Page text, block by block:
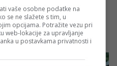
vaše osobne podatke na
se ne slažete s tim, u
opcijama. Potražite vezu pri
web-lokacije za upravljanje
u postavkama privatnosti i